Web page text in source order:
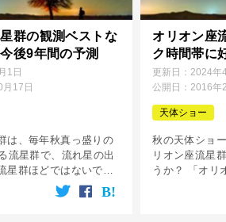
群の観測ベストな
後9年間の予測
1日
17日
は、毎年秋真っ盛りの
流星群で、流れ星の出
星群ほどではないです
が多く見られるとして
群です。 ですが流星群
オリオン座
ク時間帯に
更新日：2024年
公開日：2016年
天体ショー
秋の天体ショ
リオン座流星
うか？ 「オリ
落下速度が「
いため、火球